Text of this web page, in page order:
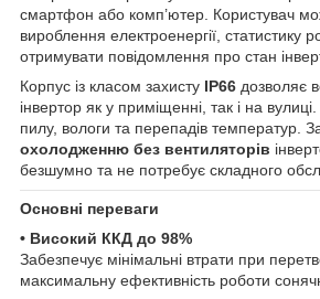
смартфон або комп’ютер. Користувач
вироблення електроенергії, статистику
отримувати повідомлення про стан
Корпус із класом захисту IP66 дозволяє
інвертор як у приміщенні, так і на
пилу, вологи та перепадів температур.
охолодженню без вентиляторів
безшумно та не потребує складного
Основні переваги
• Високий ККД до 98%
Забезпечує мінімальні втрати при
максимальну ефективність роботи